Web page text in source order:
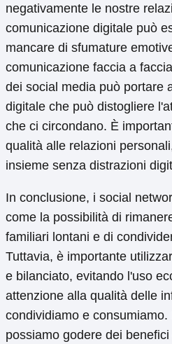
negativamente le nostre
comunicazione digitale può
mancare di sfumature
comunicazione faccia a
dei social media può portare
digitale che può distogliere
che ci circondano. È
qualità alle relazioni
insieme senza distrazioni
In conclusione, i social
come la possibilità di
familiari lontani e di
Tuttavia, è importante
e bilanciato, evitando l'uso
attenzione alla qualità delle
condividiamo e consumiamo.
possiamo godere dei